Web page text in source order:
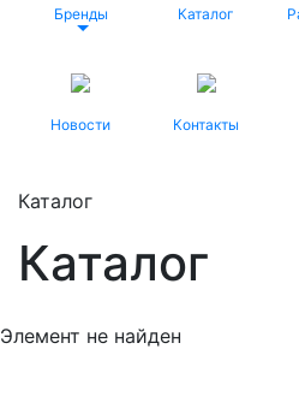
Бренды Каталог
Новости Контакты
Каталог
Каталог
Элемент не найден